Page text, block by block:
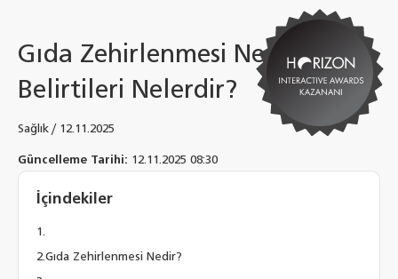
Gıda Zehirlenmesi Nedir,
Belirtileri Nelerdir?
Sağlık / 12.11.2025
Güncelleme Tarihi: 12.11.2025 08:30
İçindekiler
Gıda Zehirlenmesi Nedir?